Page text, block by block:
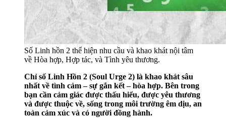
Số Linh hồn 2 thể hiện nhu cầu và khao khát nội tâm
về Hòa hợp, Hợp tác, và Tình yêu thương.
Chỉ số Linh Hồn 2 (Soul Urge 2) là khao khát sâu
nhất về tình cảm – sự gắn kết – hòa hợp. Bên trong
bạn cần cảm giác được thấu hiểu, được yêu thương
và được thuộc về, sống trong môi trường êm dịu, an
toàn cảm xúc và có người đồng hành.